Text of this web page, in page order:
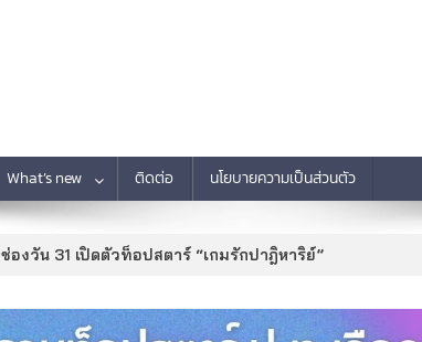
What’s new ติดต่อ นโยบายความเป็นส่วนตัว
ช่องวัน 31 เปิดตัวท็อปสตาร์ “เกมรักปาฎิหาริย์”